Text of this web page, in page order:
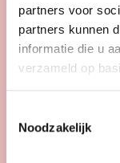
partners voor
partners kunnen
informatie die u
verzameld op
Noodzakelijk
Nog 12 dagen
Heerenveen
32 - 36 uur |
betrokken